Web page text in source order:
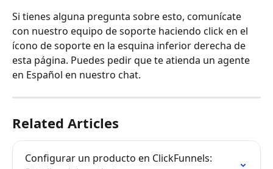
Si tienes alguna pregunta sobre esto, comunícate
con nuestro equipo de soporte haciendo click en el
ícono de soporte en la esquina inferior derecha de
esta página. Puedes pedir que te atienda un agente
en Español en nuestro chat.
Related Articles
Configurar un producto en ClickFunnels: